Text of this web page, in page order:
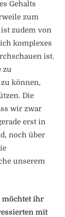
Gehalts
zum
zudem von
komplexes
ist.
zu
können,
Die
wir zwar
erst in
noch über
unserem
möchtet ihr
mit